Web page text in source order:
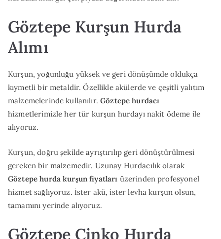
Göztepe Kurşun Hurda
Alımı
Kurşun, yoğunluğu yüksek ve geri dönüşümde oldukça
kıymetli bir metaldir. Özellikle akülerde ve çeşitli yalıtım
malzemelerinde kullanılır.Göztepe hurdacı
hizmetlerimizle her tür kurşun hurdayı nakit ödeme ile
alıyoruz.
Kurşun, doğru şekilde ayrıştırılıp geri dönüştürülmesi
gereken bir malzemedir. Uzunay Hurdacılık olarak
Göztepe hurda kurşun fiyatları üzerinden profesyonel
hizmet sağlıyoruz. İster akü, ister levha kurşun olsun,
tamamını yerinde alıyoruz.
Göztepe Çinko Hurda